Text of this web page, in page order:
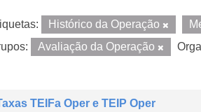
Histórico da Operação
Avaliação da Operação
TEIFa Oper e TEIP Oper